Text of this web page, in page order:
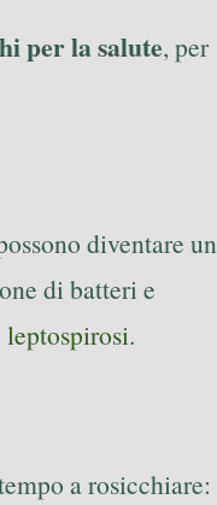
per la salute, per
diventare un
di batteri e
leptospirosi.
a rosicchiare: